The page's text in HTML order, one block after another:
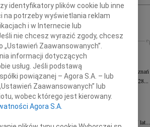
+ szukanie zaawansowane
INNE NEKROLOGI
Tadeusz Kotłowski 05.08.2026
Z ogromnym żalem i bólem w sercu...
Krystyna Kowandywiek: 93
Poznań
Z głębokim żalem zawiadamiamy, że w dniu 28...
Krystyna Janowicz
24.07.2026
"Pan jest Pasterzem moim, niczego mi nie...
Zbigniew Zygmunt
W dniu 9 lipca 2026 roku, zmarł w wieku 87 lat...
identyfikatory plików cookie lub inne
na potrzeby wyświetlania reklam
i w Internecie lub
nie chcesz wyrazić zgody, chcesz
Zaawansowanych”.
informacji dotyczących
usług. Jeśli podstawą
powiązanej – Agora S.A. – lub
Zaawansowanych” lub
wobec którego jest kierowany.
Agora S.A.